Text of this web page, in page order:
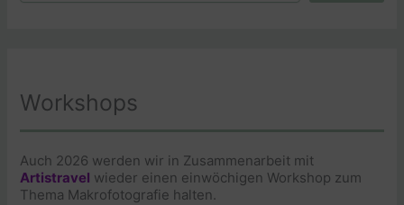
Workshops
Auch 2026 werden wir in Zusammenarbeit mit
Artistravel wieder einen einwöchigen Workshop zum
Thema Makrofotografie halten.